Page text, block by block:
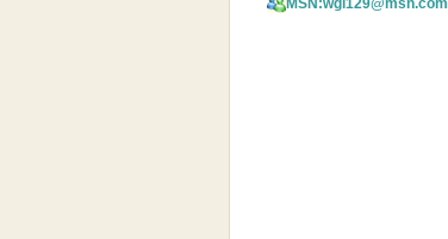
MSN:wgl129@msn.com